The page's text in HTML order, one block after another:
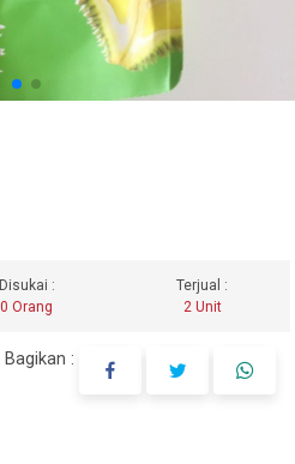
Disukai :
0 Orang
Terjual :
2 Unit
Bagikan :